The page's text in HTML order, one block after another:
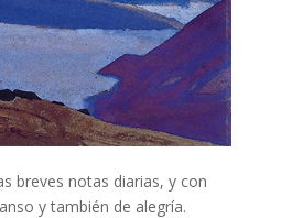
breves notas diarias, y con
y también de alegría.